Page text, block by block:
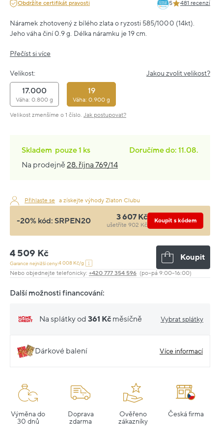
Obdržíte certifikát pravosti 5 481 recenzí
Náramek zhotovený z bílého zlata o ryzosti 585/1000 (14kt).
Jeho váha činí 0.9 g. Délka náramku je 19 cm.
Přečíst si více
Velikost: Jakou zvolit velikost?
17.000
Váha: 0.800 g
19
Váha: 0.900 g
Velikost zmenšíme o 1 číslo. Jak postupovat?
Skladem pouze1 ks
Doručíme do: 11.08.
Na prodejně28. října 769/14
Přihlaste se a získejte výhody Zlaton Clubu
-20% kód: SRPEN20 3 607 Kč
ušetříte 902 Kč
Koupit s kódem
4 509 Kč
Garance nejnižší ceny:4 008 Kč/g
Koupit
Nebo objednejte telefonicky: +420 777 354 596 (po–pá 9:00–16:00)
Další možnosti financování:
Na splátky od 361 Kč měsíčně Vybrat splátky
Dárkové balení Více informací
Výměna do
30 dnů
Doprava
zdarma
Ověřeno
zákazníky
Česká firma